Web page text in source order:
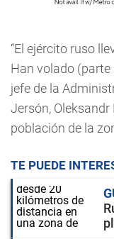
“El ejército ruso
Han volado (parte
jefe de la
Jersón,
población de la
TE PUEDE